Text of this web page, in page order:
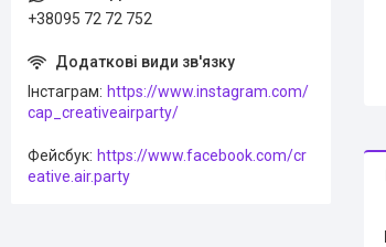
+38095 72 72 752
Інстаграм https://www.instagram.com/
cap_creativeairparty/
Фейсбук https://www.facebook.com/cr
eative.air.party